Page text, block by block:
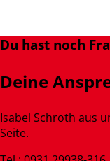
Du hast noch
Deine
Isabel Schroth aus
Seite.